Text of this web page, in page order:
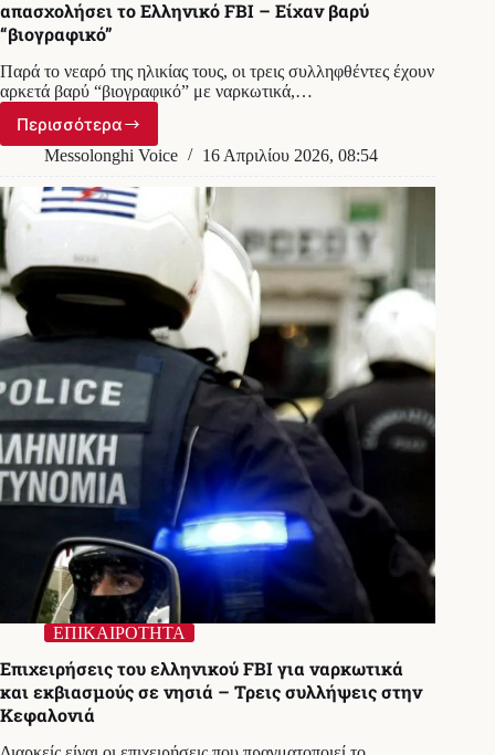
απασχολήσει το Ελληνικό FBI – Είχαν βαρύ
“βιογραφικό”
Παρά το νεαρό της ηλικίας τους, οι τρεις συλληφθέντες έχουν
αρκετά βαρύ “βιογραφικό” με ναρκωτικά,…
Περισσότερα
Οι
2
τους
3
της
Κεφαλονιάς
είχαν
απασχολήσει
το
Ελληνικό
FBI
–
Είχαν
βαρύ
“βιογραφικό”
Messolonghi Voice 16 Απριλίου 2026, 08:54
ΕΠΙΚΑΙΡΟΤΗΤΑ
Επιχειρήσεις του ελληνικού FBI για ναρκωτικά
και εκβιασμούς σε νησιά – Τρεις συλλήψεις στην
Κεφαλονιά